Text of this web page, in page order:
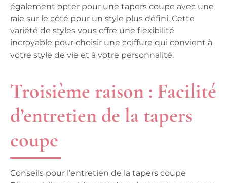
également opter pour une tapers coupe avec une
raie sur le côté pour un style plus défini. Cette
variété de styles vous offre une flexibilité
incroyable pour choisir une coiffure qui convient à
votre style de vie et à votre personnalité.
Troisième raison : Facilité
d’entretien de la tapers
coupe
Conseils pour l’entretien de la tapers coupe